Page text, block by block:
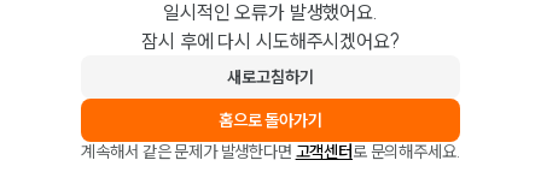
일시적인 오류가 발생했어요.
잠시 후에 다시 시도해주시겠어요?
새로고침하기
홈으로 돌아가기
계속해서 같은 문제가 발생한다면 고객센터로 문의해주세요.